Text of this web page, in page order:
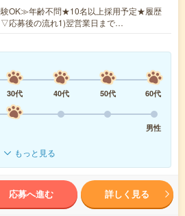
OK≫年齢不問★10名以上採用予定★履歴
応募後の流れ1)翌営業日まで…
30代 40代 50代
60代
男性
もっと見る
応募へ進む 詳しく見る